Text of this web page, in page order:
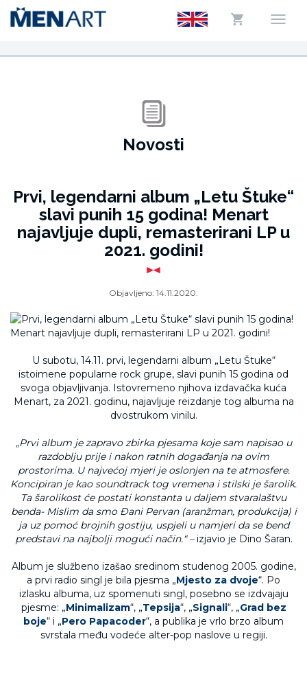
Novosti
Prvi, legendarni album „Letu Štuke“
slavi punih 15 godina! Menart
najavljuje dupli, remasterirani LP u
2021. godini!
Objavljeno: 14.11.2020.
U subotu, 14.11. prvi, legendarni album „Letu Štuke“
istoimene popularne rock grupe, slavi punih 15 godina od
svoga objavljivanja. Istovremeno njihova izdavačka kuća
Menart, za 2021. godinu, najavljuje reizdanje tog albuma na
dvostrukom vinilu.
„Prvi album je zapravo zbirka pjesama koje sam napisao u
razdoblju prije i nakon ratnih događanja na ovim
prostorima. U najvećoj mjeri je oslonjen na te atmosfere.
Koncipiran je kao soundtrack tog vremena i stilski je šarolik.
Ta šarolikost će postati konstanta u daljem stvaralaštvu
benda- Mislim da smo Đani Pervan (aranžman, produkcija) i
ja uz pomoć brojnih gostiju, uspjeli u namjeri da se bend
predstavi na najbolji mogući način.“ –izjavio je Dino Šaran.
Album je službeno izašao sredinom studenog 2005. godine,
a prvi radio singl je bila pjesma „Mjesto za dvoje“. Po
izlasku albuma, uz spomenuti singl, posebno se izdvajaju
pjesme: „Minimalizam“, „Tepsija“, „Signali“, „Grad bez
boje“ i „Pero Papacoder“, a publika je vrlo brzo album
svrstala među vodeće alter-pop naslove u regiji.